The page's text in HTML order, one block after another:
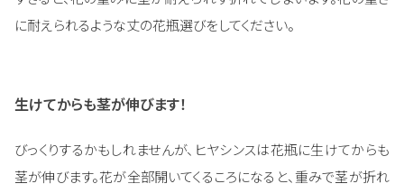
に耐えられるような丈の花瓶選びをしてください。
生けてからも茎が伸びます！
びっくりするかもしれませんが、ヒヤシンスは花瓶に生けてからも
茎が伸びます。花が全部開いてくるころになると、重みで茎が折れ